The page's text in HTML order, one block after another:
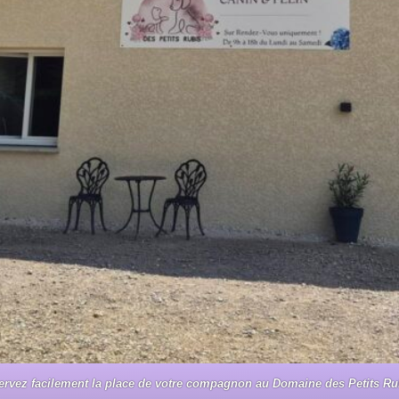
facilement la place de votre compagnon au Domaine des Petits